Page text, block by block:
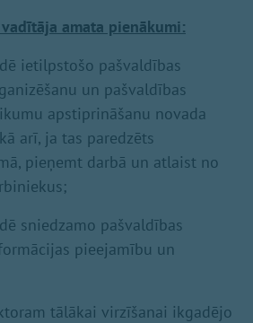
amata pienākumi:
ietilpstošo pašvaldības
un pašvaldības
apstiprināšanu novada
arī, ja tas paredzēts
pieņemt darbā un atlaist no
sniedzamo pašvaldības
pieejamību un
tālākai virzīšanai ikgadējo